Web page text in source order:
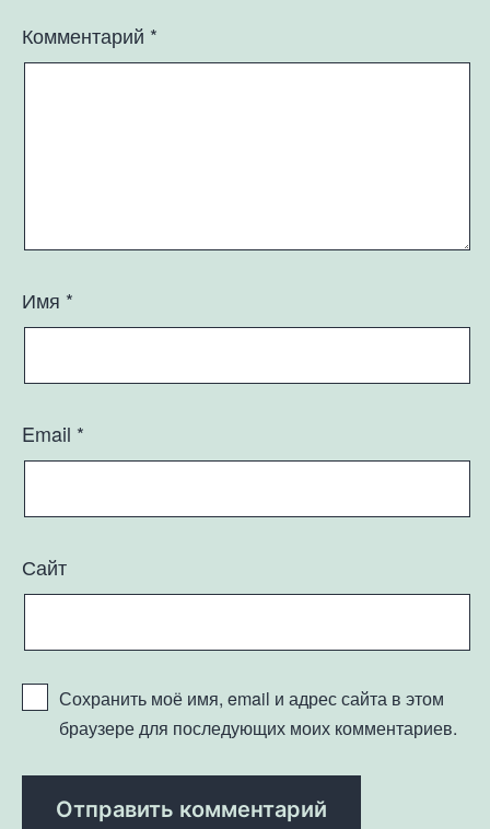
Комментарий *
Имя *
Email *
Сайт
Сохранить моё имя, email и адрес сайта в этом
браузере для последующих моих комментариев.